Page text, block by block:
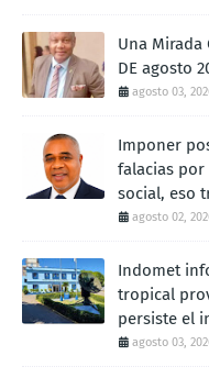
Una Mirada
DE agosto
agosto 03,
Imponer
falacias
social, eso
agosto 02,
Indomet
tropical
persiste el
agosto 03,